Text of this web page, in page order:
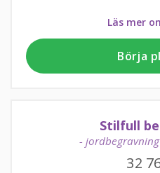
Läs mer
Börja
Stilfull
-
32